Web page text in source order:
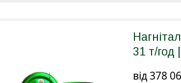
31 т/год
від 378